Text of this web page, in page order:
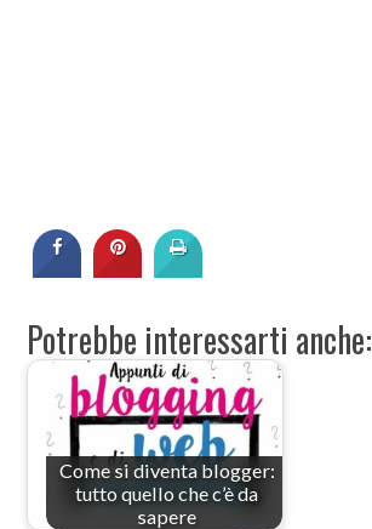
Potrebbe interessarti anche:
Come si diventa blogger:
tutto quello che c’è da
sapere